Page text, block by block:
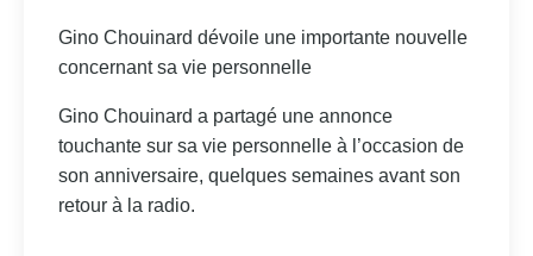
Gino Chouinard dévoile une importante nouvelle
concernant sa vie personnelle
Gino Chouinard a partagé une annonce
touchante sur sa vie personnelle à l’occasion de
son anniversaire, quelques semaines avant son
retour à la radio.